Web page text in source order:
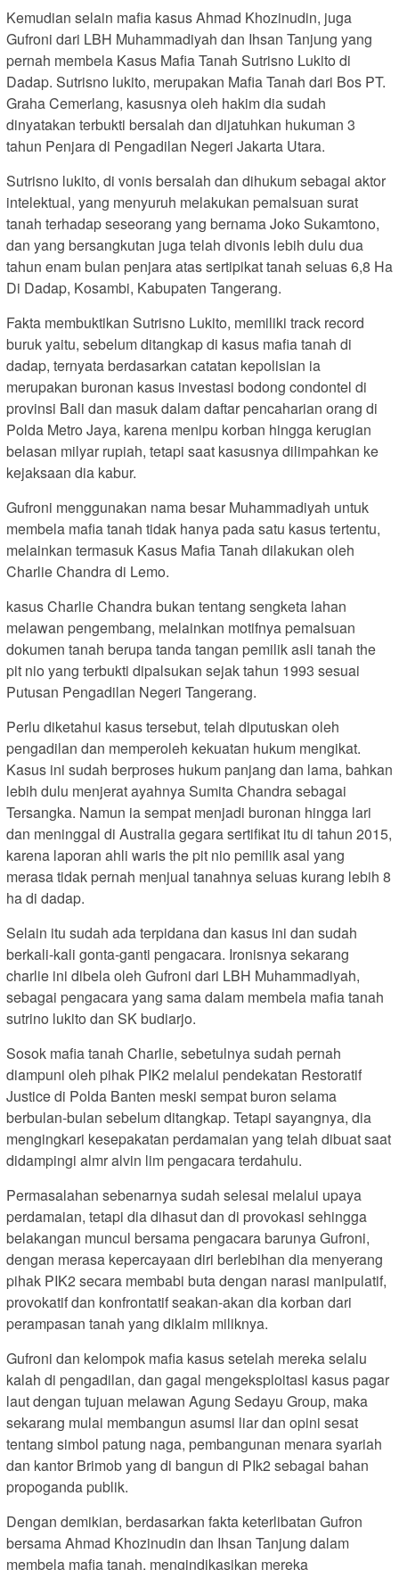
Kemudian selain mafia kasus Ahmad Khozinudin, juga
Gufroni dari LBH Muhammadiyah dan Ihsan Tanjung yang
pernah membela Kasus Mafia Tanah Sutrisno Lukito di
Dadap. Sutrisno lukito, merupakan Mafia Tanah dari Bos PT.
Graha Cemerlang, kasusnya oleh hakim dia sudah
dinyatakan terbukti bersalah dan dijatuhkan hukuman 3
tahun Penjara di Pengadilan Negeri Jakarta Utara.
Sutrisno lukito, di vonis bersalah dan dihukum sebagai aktor
intelektual, yang menyuruh melakukan pemalsuan surat
tanah terhadap seseorang yang bernama Joko Sukamtono,
dan yang bersangkutan juga telah divonis lebih dulu dua
tahun enam bulan penjara atas sertipikat tanah seluas 6,8 Ha
Di Dadap, Kosambi, Kabupaten Tangerang.
Fakta membuktikan Sutrisno Lukito, memiliki track record
buruk yaitu, sebelum ditangkap di kasus mafia tanah di
dadap, ternyata berdasarkan catatan kepolisian ia
merupakan buronan kasus investasi bodong condontel di
provinsi Bali dan masuk dalam daftar pencaharian orang di
Polda Metro Jaya, karena menipu korban hingga kerugian
belasan milyar rupiah, tetapi saat kasusnya dilimpahkan ke
kejaksaan dia kabur.
Gufroni menggunakan nama besar Muhammadiyah untuk
membela mafia tanah tidak hanya pada satu kasus tertentu,
melainkan termasuk Kasus Mafia Tanah dilakukan oleh
Charlie Chandra di Lemo.
kasus Charlie Chandra bukan tentang sengketa lahan
melawan pengembang, melainkan motifnya pemalsuan
dokumen tanah berupa tanda tangan pemilik asli tanah the
pit nio yang terbukti dipalsukan sejak tahun 1993 sesuai
Putusan Pengadilan Negeri Tangerang.
Perlu diketahui kasus tersebut, telah diputuskan oleh
pengadilan dan memperoleh kekuatan hukum mengikat.
Kasus ini sudah berproses hukum panjang dan lama, bahkan
lebih dulu menjerat ayahnya Sumita Chandra sebagai
Tersangka. Namun ia sempat menjadi buronan hingga lari
dan meninggal di Australia gegara sertifikat itu di tahun 2015,
karena laporan ahli waris the pit nio pemilik asal yang
merasa tidak pernah menjual tanahnya seluas kurang lebih 8
ha di dadap.
Selain itu sudah ada terpidana dan kasus ini dan sudah
berkali-kali gonta-ganti pengacara. Ironisnya sekarang
charlie ini dibela oleh Gufroni dari LBH Muhammadiyah,
sebagai pengacara yang sama dalam membela mafia tanah
sutrino lukito dan SK budiarjo.
Sosok mafia tanah Charlie, sebetulnya sudah pernah
diampuni oleh pihak PIK2 melalui pendekatan Restoratif
Justice di Polda Banten meski sempat buron selama
berbulan-bulan sebelum ditangkap. Tetapi sayangnya, dia
mengingkari kesepakatan perdamaian yang telah dibuat saat
didampingi almr alvin lim pengacara terdahulu.
Permasalahan sebenarnya sudah selesai melalui upaya
perdamaian, tetapi dia dihasut dan di provokasi sehingga
belakangan muncul bersama pengacara barunya Gufroni,
dengan merasa kepercayaan diri berlebihan dia menyerang
pihak PIK2 secara membabi buta dengan narasi manipulatif,
provokatif dan konfrontatif seakan-akan dia korban dari
perampasan tanah yang diklaim miliknya.
Gufroni dan kelompok mafia kasus setelah mereka selalu
kalah di pengadilan, dan gagal mengeksploitasi kasus pagar
laut dengan tujuan melawan Agung Sedayu Group, maka
sekarang mulai membangun asumsi liar dan opini sesat
tentang simbol patung naga, pembangunan menara syariah
dan kantor Brimob yang di bangun di PIk2 sebagai bahan
propoganda publik.
Dengan demikian, berdasarkan fakta keterlibatan Gufron
bersama Ahmad Khozinudin dan Ihsan Tanjung dalam
membela mafia tanah, mengindikasikan mereka